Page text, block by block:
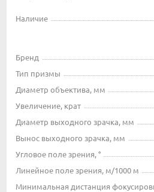
Наличие
Бренд
Тип призмы
Диаметр объектива, мм
Увеличение, крат
Диаметр выходного зрачка, мм
Вынос выходного зрачка, мм
Угловое поле зрения, °
Линейное поле зрения, м/1000 м
Минимальная дистанция